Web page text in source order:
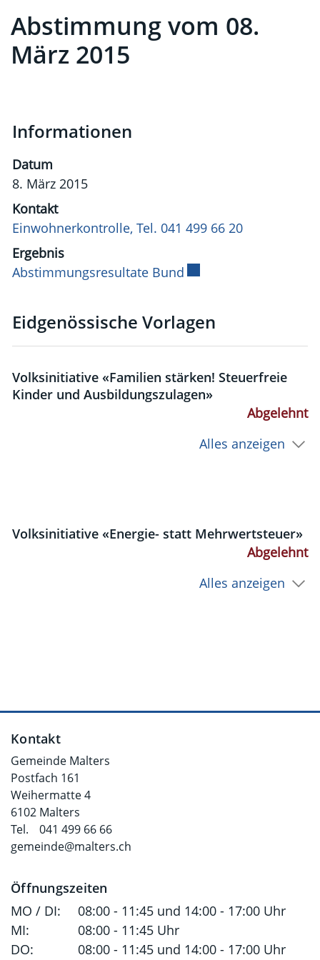
Abstimmung vom 08.
März 2015
Informationen
Datum
8. März 2015
Kontakt
Einwohnerkontrolle, Tel. 041 499 66 20
Ergebnis
Abstimmungsresultate Bund Externer Link wird in
Eidgenössische Vorlagen
Volksinitiative «Familien stärken! Steuerfreie
Kinder und Ausbildungszulagen»
Abgelehnt
Alles anzeigen
Volksinitiative «Energie- statt Mehrwertsteuer»
Abgelehnt
Alles anzeigen
Fusszeile
Kontakt
Gemeinde Malters
Postfach 161
Weihermatte 4
6102 Malters
Tel.
041 499 66 66
gemeinde@malters.ch
Öffnungszeiten
MO / DI:
08:00 - 11:45 und 14:00 - 17:00 Uhr
MI:
08:00 - 11:45 Uhr
DO:
08:00 - 11:45 und 14:00 - 17:00 Uhr